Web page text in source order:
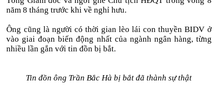
năm 8 tháng trước khi về nghỉ hưu.
Ông cũng là người có thời gian lèo lái con thuyền BIDV ở
vào giai đoạn biến động nhất của ngành ngân hàng, từng
nhiều lần gắn với tin đồn bị bắt.
Tin đồn ông Trần Bắc Hà bị bắt đã thành sự thật